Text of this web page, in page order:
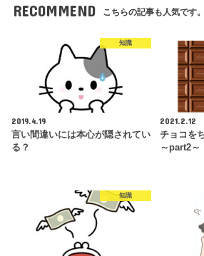
RECOMMEND こちらの記事も人気です。
知識
2019.4.19
言い間違いには本心が隠されてい
る？
2021.2.12
チョコを
～part2～
知識